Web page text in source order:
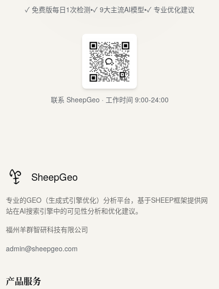
✓ 免费版每日1次检测•✓ 9大主流AI模型•✓ 专业优化建议
联系 SheepGeo · 工作时间 9:00-24:00
SheepGeo
专业的GEO（生成式引擎优化）分析平台，基于SHEEP框架提供网
站在AI搜索引擎中的可见性分析和优化建议。
福州羊群智研科技有限公司
admin@sheepgeo.com
产品服务